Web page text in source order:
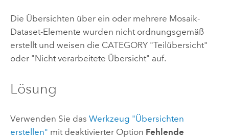
Die Übersichten über ein oder mehrere Mosaik-
Dataset-Elemente wurden nicht ordnungsgemäß
erstellt und weisen die CATEGORY "Teilübersicht"
oder "Nicht verarbeitete Übersicht" auf.
Lösung
Verwenden Sie das Werkzeug "Übersichten
erstellen" mit deaktivierter Option Fehlende